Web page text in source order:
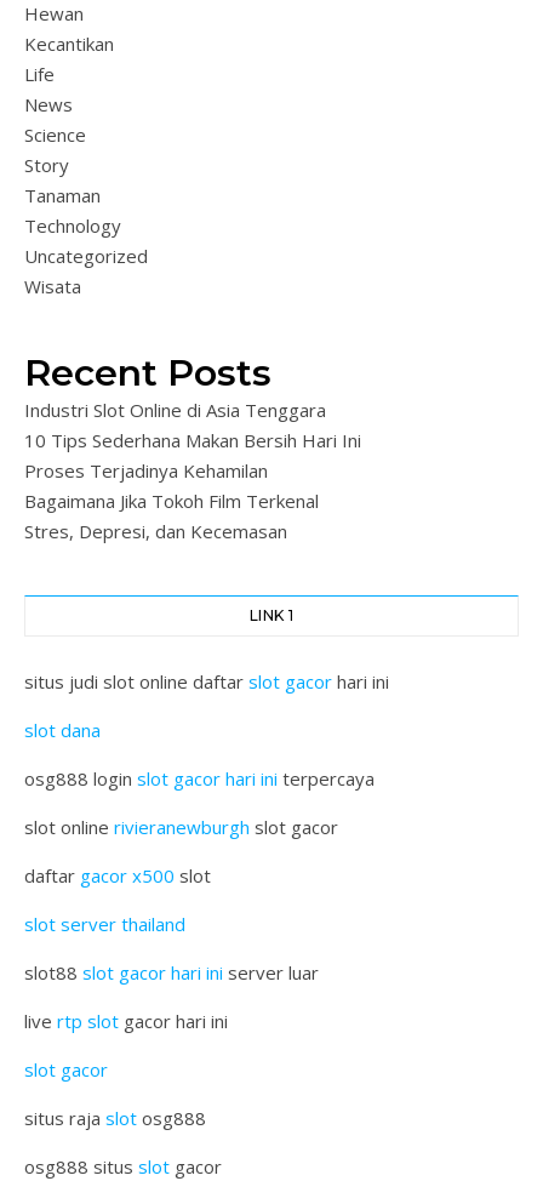
Hewan
Kecantikan
Life
News
Science
Story
Tanaman
Technology
Uncategorized
Wisata
Recent Posts
Industri Slot Online di Asia Tenggara
10 Tips Sederhana Makan Bersih Hari Ini
Proses Terjadinya Kehamilan
Bagaimana Jika Tokoh Film Terkenal
Stres, Depresi, dan Kecemasan
LINK 1
situs judi slot online daftar slot gacor hari ini
slot dana
osg888 login slot gacor hari ini terpercaya
slot online rivieranewburgh slot gacor
daftar gacor x500 slot
slot server thailand
slot88 slot gacor hari ini server luar
live rtp slot gacor hari ini
slot gacor
situs raja slot osg888
osg888 situs slot gacor